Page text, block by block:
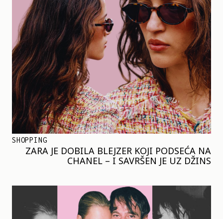
SHOPPING
ZARA JE DOBILA BLEJZER KOJI PODSEĆA NA
CHANEL – I SAVRŠEN JE UZ DŽINS